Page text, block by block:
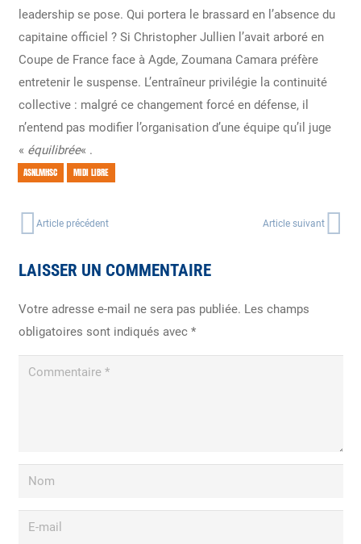
leadership se pose. Qui portera le brassard en l’absence du
capitaine officiel ? Si Christopher Jullien l’avait arboré en
Coupe de France face à Agde, Zoumana Camara préfère
entretenir le suspense. L’entraîneur privilégie la continuité
collective : malgré ce changement forcé en défense, il
n’entend pas modifier l’organisation d’une équipe qu’il juge
« équilibrée« .
ASNLMHSC MIDI LIBRE
Article précédent Article suivant
LAISSER UN COMMENTAIRE
Votre adresse e-mail ne sera pas publiée. Les champs
obligatoires sont indiqués avec *